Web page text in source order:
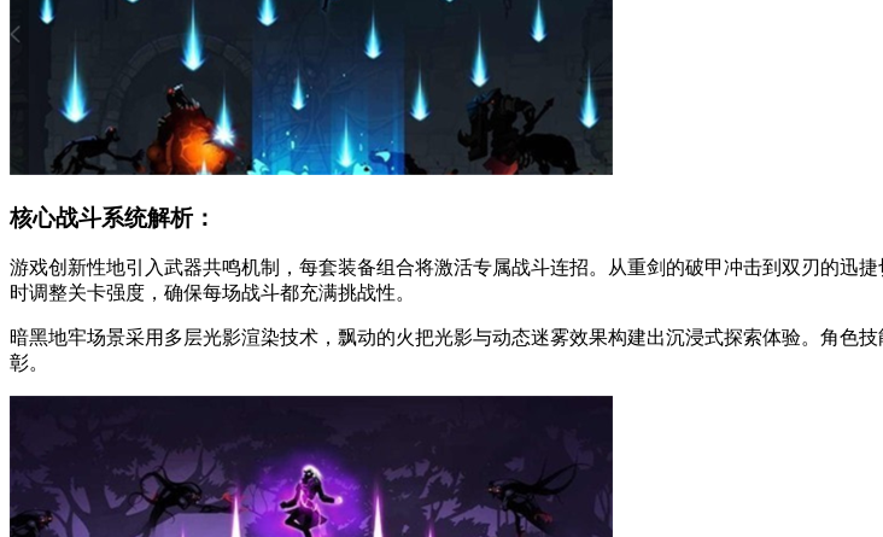
核心战斗系统解析：
游戏创新性地引入武器共鸣机制，每套装备组合将激活专属战斗连招。从重剑的破甲冲击到双刃的迅
时调整关卡强度，确保每场战斗都充满挑战性。
暗黑地牢场景采用多层光影渲染技术，飘动的火把光影与动态迷雾效果构建出沉浸式探索体验。角色
彰。